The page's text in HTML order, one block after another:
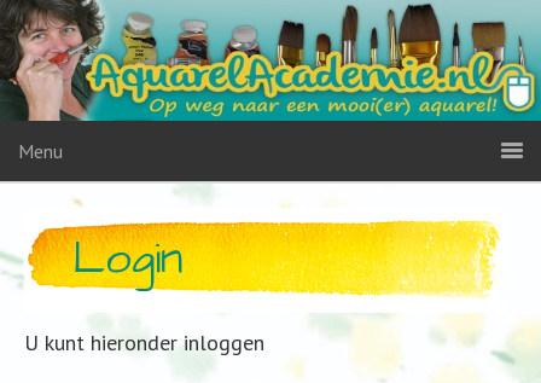
Menu
Login
U kunt hieronder inloggen